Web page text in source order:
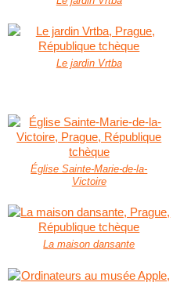
Le jardin Vrtba
Église Sainte-Marie-de-la-
Victoire
La maison dansante